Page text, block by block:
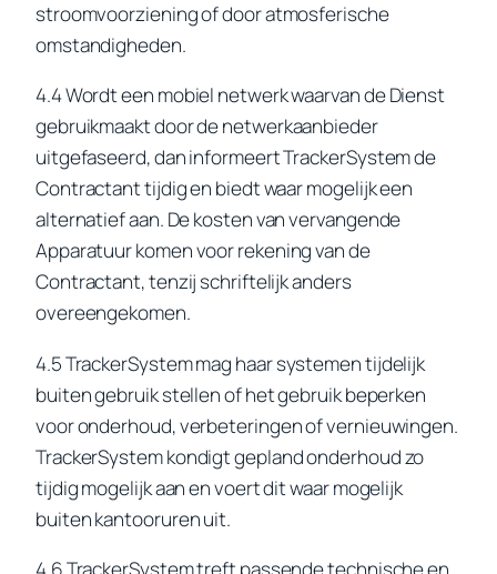
stroomvoorziening of door atmosferische
omstandigheden.
4.4 Wordt een mobiel netwerk waarvan de Dienst
gebruikmaakt door de netwerkaanbieder
uitgefaseerd, dan informeert TrackerSystem de
Contractant tijdig en biedt waar mogelijk een
alternatief aan. De kosten van vervangende
Apparatuur komen voor rekening van de
Contractant, tenzij schriftelijk anders
overeengekomen.
4.5 TrackerSystem mag haar systemen tijdelijk
buiten gebruik stellen of het gebruik beperken
voor onderhoud, verbeteringen of vernieuwingen.
TrackerSystem kondigt gepland onderhoud zo
tijdig mogelijk aan en voert dit waar mogelijk
buiten kantooruren uit.
4.6 TrackerSystem treft passende technische en